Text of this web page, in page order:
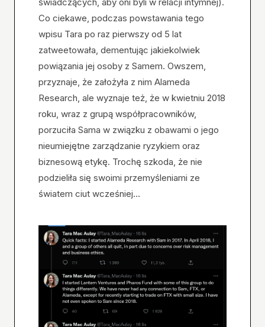
świadczących, aby oni byli w relacji intymnej).
Co ciekawe, podczas powstawania tego
wpisu Tara po raz pierwszy od 5 lat
zatweetowała, dementując jakiekolwiek
powiązania jej osoby z Samem. Owszem,
przyznaje, że założyła z nim Alameda
Research, ale wyznaje też, że w kwietniu 2018
roku, wraz z grupą współpracowników,
porzuciła Sama w związku z obawami o jego
nieumiejętne zarządzanie ryzykiem oraz
biznesową etykę. Trochę szkoda, że nie
podzieliła się swoimi przemyśleniami ze
światem ciut wcześniej…